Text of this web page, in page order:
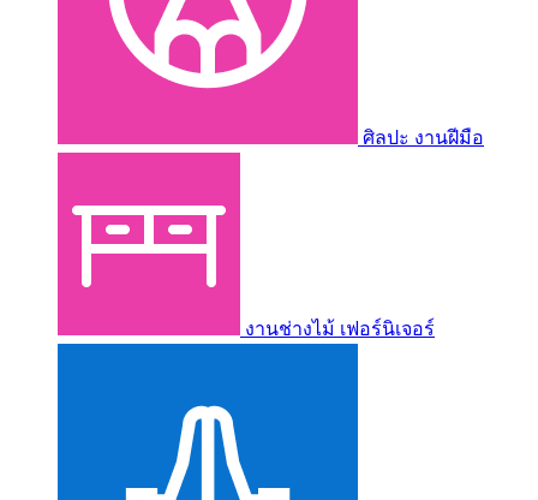
ศิลปะ งานฝีมือ
งานช่างไม้ เฟอร์นิเจอร์